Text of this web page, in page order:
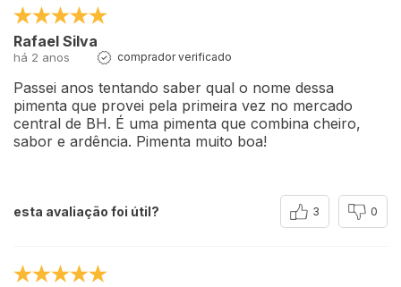
Rafael Silva
há 2 anos comprador verificado
Passei anos tentando saber qual o nome dessa
pimenta que provei pela primeira vez no mercado
central de BH. É uma pimenta que combina cheiro,
sabor e ardência. Pimenta muito boa!
esta avaliação foi útil? 3 0